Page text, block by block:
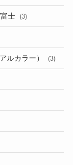
士 (3)
ルカラー） (3)